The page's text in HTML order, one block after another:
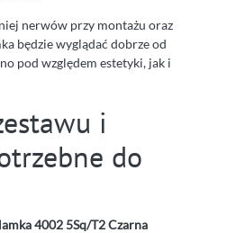
nerwów przy montażu oraz
będzie wyglądać dobrze od
pod względem estetyki, jak i
i
do
4002 5Sq/T2 Czarna